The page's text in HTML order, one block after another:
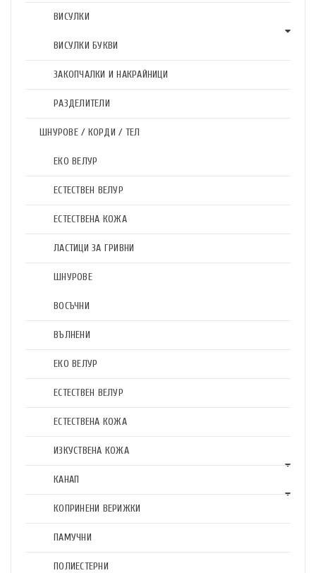
ВИСУЛКИ
ВИСУЛКИ БУКВИ
ЗАКОПЧАЛКИ И НАКРАЙНИЦИ
РАЗДЕЛИТЕЛИ
ШНУРОВЕ / КОРДИ / ТЕЛ
ЕКО ВЕЛУР
ЕСТЕСТВЕН ВЕЛУР
ЕСТЕСТВЕНА КОЖА
ЛАСТИЦИ ЗА ГРИВНИ
ШНУРОВЕ
ВОСЪЧНИ
ВЪЛНЕНИ
ЕКО ВЕЛУР
ЕСТЕСТВЕН ВЕЛУР
ЕСТЕСТВЕНА КОЖА
ИЗКУСТВЕНА КОЖА
КАНАП
КОПРИНЕНИ ВЕРИЖКИ
ПАМУЧНИ
ПОЛИЕСТЕРНИ